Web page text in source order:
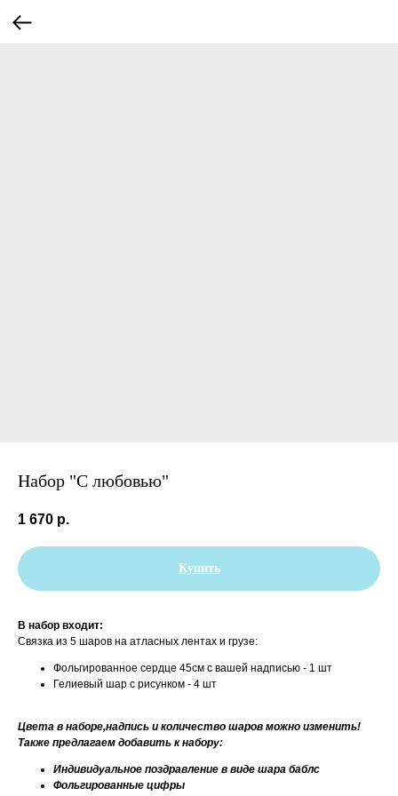
Набор "С любовью"
1 670 р.
Купить
В набор входит:
Связка из 5 шаров на атласных лентах и грузе:
Фольгированное сердце 45см с вашей надписью - 1 шт
Гелиевый шар с рисунком - 4 шт
Цвета в наборе,надпись и количество шаров можно изменить!
Также предлагаем добавить к набору:
Индивидуальное поздравление в виде шара баблс
Фольгированные цифры